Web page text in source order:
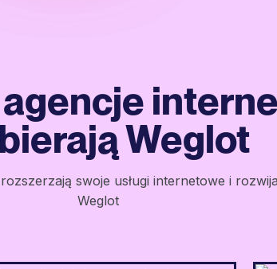
Weglot
swoje usługi internetowe i
Weglot